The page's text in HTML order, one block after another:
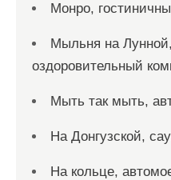
Монро,
Мыльня на
оздоровительный
Мыть так мыть,
На Донгузской,
На кольце,